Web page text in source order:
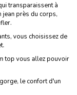
transparaissent à
jean près du corps,
vous choisissez de
top vous allez pouvoir
le confort d'un